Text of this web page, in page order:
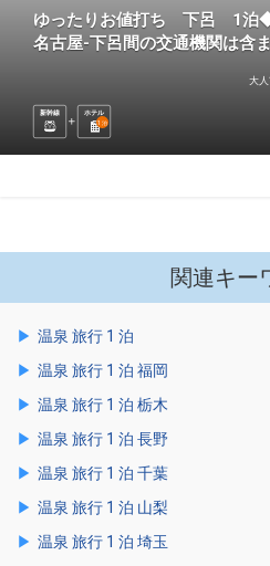
ゆったりお値打ち 下呂 1
名古屋-下呂間の交通機関は含
新幹線
ホテル
1 泊
大
関連キー
温泉 旅行 1 泊
温泉 旅行 1 泊 福岡
温泉 旅行 1 泊 栃木
温泉 旅行 1 泊 長野
温泉 旅行 1 泊 千葉
温泉 旅行 1 泊 山梨
温泉 旅行 1 泊 埼玉